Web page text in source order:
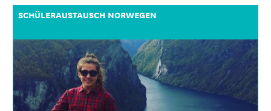
SCHÜLERAUSTAUSCH NORWEGEN